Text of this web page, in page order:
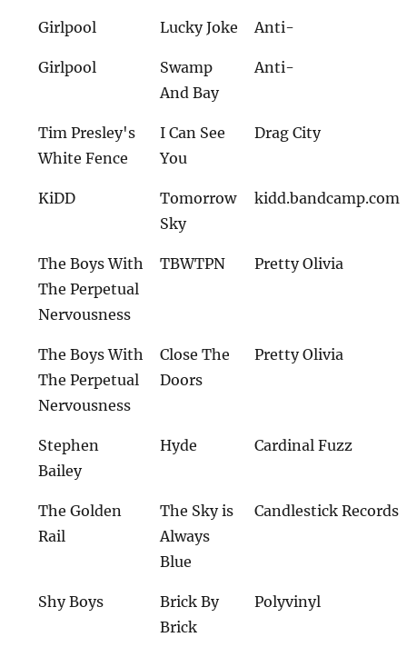
Girlpool Lucky Joke Anti-
Girlpool
Swamp
And Bay
Anti-
Tim Presley's
White Fence
I Can See
You
Drag City
KiDD
Tomorrow
Sky
kidd.bandcamp.com
The Boys With
The Perpetual
Nervousness
TBWTPN Pretty Olivia
The Boys With
The Perpetual
Nervousness
Close The
Doors
Pretty Olivia
Stephen
Bailey
Hyde Cardinal Fuzz
The Golden
Rail
The Sky is
Always
Blue
Candlestick Records
Shy Boys
Brick By
Brick
Polyvinyl